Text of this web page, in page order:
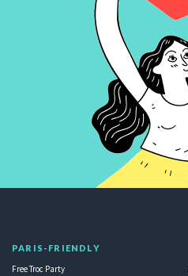
PARIS-FRIENDLY
Free Troc Party